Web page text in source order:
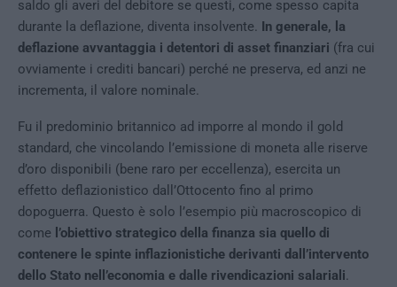
saldo gli averi del debitore se questi, come spesso capita
durante la deflazione, diventa insolvente. In generale, la
deflazione avvantaggia i detentori di asset finanziari (fra cui
ovviamente i crediti bancari) perché ne preserva, ed anzi ne
incrementa, il valore nominale.
Fu il predominio britannico ad imporre al mondo il gold
standard, che vincolando l’emissione di moneta alle riserve
d’oro disponibili (bene raro per eccellenza), esercita un
effetto deflazionistico dall’Ottocento fino al primo
dopoguerra. Questo è solo l’esempio più macroscopico di
come l’obiettivo strategico della finanza sia quello di
contenere le spinte inflazionistiche derivanti dall’intervento
dello Stato nell’economia e dalle rivendicazioni salariali.